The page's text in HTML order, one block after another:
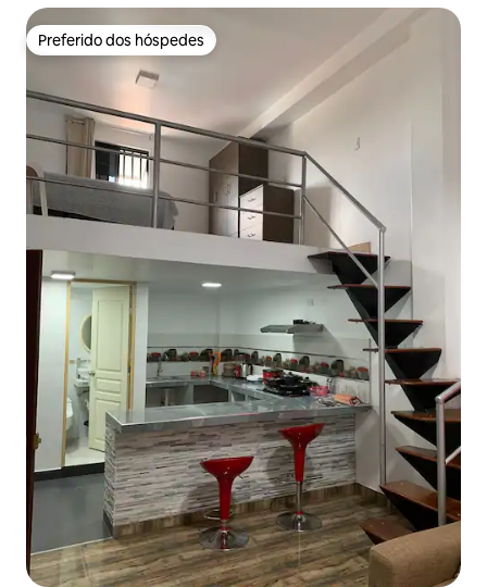
Preferido dos hóspedes
Preferido dos hóspedes